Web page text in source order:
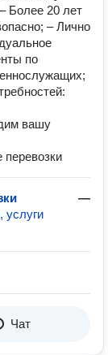
Более 20 лет
– Лично
по
вашу
—
услуги
Чат